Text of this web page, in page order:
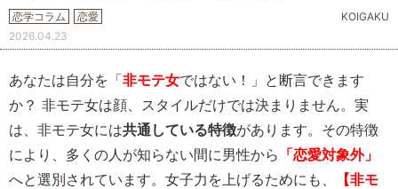
恋学コラム 恋愛
KOIGAKU
2026.04.23
あなたは自分を「非モテ女ではない！」と断言できます
か？ 非モテ女は顔、スタイルだけでは決まりません。実
は、非モテ女には共通している特徴があります。その特徴
により、多くの人が知らない間に男性から 「恋愛対象外」
へと選別されています。女子力を上げるためにも、
【非モ